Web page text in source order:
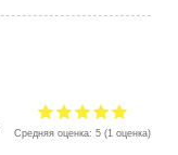
Средняя оценка:5 (1 оценка)